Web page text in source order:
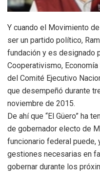
Y cuando el Movimiento
ser un partido político,
fundación y es designado
Cooperativismo,
del Comité Ejecutivo
que desempeñó durante
noviembre de 2015.
De ahí que “El Güero” ha
de gobernador electo de
funcionario federal puede,
gestiones necesarias en
gobernar durante los